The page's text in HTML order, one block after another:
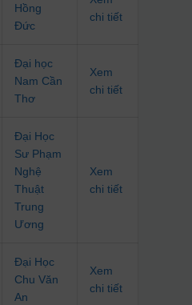
Hồng
Đức
chi tiết
Đại học
Nam Cần
Thơ
Xem
chi tiết
Đại Học
Sư Phạm
Nghệ
Thuật
Trung
Ương
Xem
chi tiết
Đại Học
Chu Văn
An
Xem
chi tiết